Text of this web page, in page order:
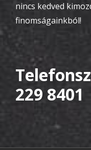
nincs kedved
finomságainkból!
229 8401